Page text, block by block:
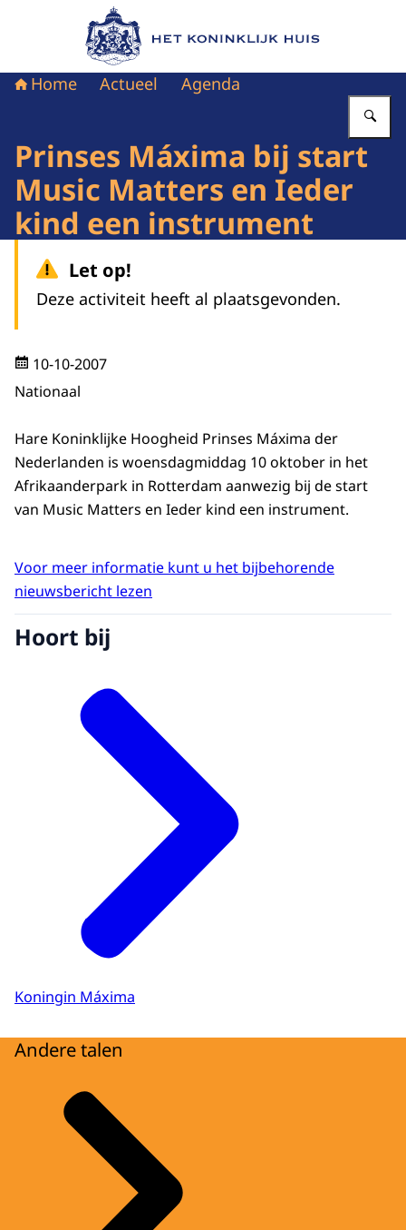
Naar de homepage van Het Koninklijk Huis
Home Actueel Agenda
Prinses Máxima bij start
Music Matters en Ieder
kind een instrument
Let op!
Deze activiteit heeft al plaatsgevonden.
10-10-2007
Nationaal
Hare Koninklijke Hoogheid Prinses Máxima der
Nederlanden is woensdagmiddag 10 oktober in het
Afrikaanderpark in Rotterdam aanwezig bij de start
van Music Matters en Ieder kind een instrument.
Voor meer informatie kunt u het bijbehorende
nieuwsbericht lezen
Hoort bij
Koningin Máxima
Andere talen